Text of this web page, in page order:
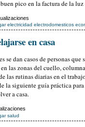
pico en la factura de la
electricidad electrodomesticos
en casa
se dan casos de personas que
las zonas del cuello,
las rutinas diarias en el
la siguiente guía práctica
a casa.
salud